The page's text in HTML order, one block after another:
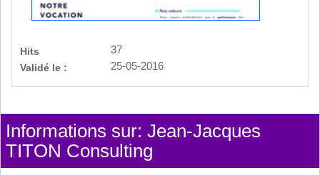
Hits
37
Validé le :
25-05-2016
Informations sur: Jean-Jacques
TITON Consulting